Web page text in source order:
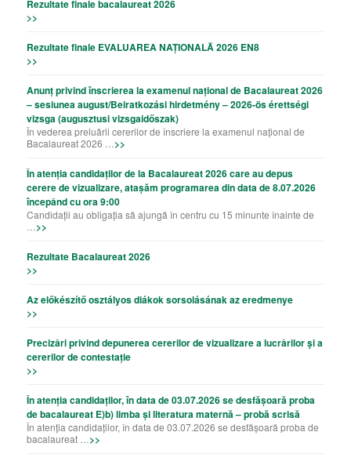
Rezultate finale bacalaureat 2026
>>
Rezultate finale EVALUAREA NAȚIONALĂ 2026 EN8
>>
Anunț privind înscrierea la examenul național de Bacalaureat 2026
– sesiunea august/Beiratkozási hirdetmény – 2026-ös érettségi
vizsga (augusztusi vizsgaidőszak)
În vederea preluării cererilor de înscriere la examenul național de
Bacalaureat 2026 … >>
În atenția candidaților de la Bacalaureat 2026 care au depus
cerere de vizualizare, atașăm programarea din data de 8.07.2026
începând cu ora 9:00
Candidații au obligația să ajungă în centru cu 15 minunte înainte de
>>
Rezultate Bacalaureat 2026
>>
Az előkészítő osztályos diákok sorsolásának az eredmenye
>>
Precizǎri privind depunerea cererilor de vizualizare a lucrǎrilor şi a
cererilor de contestație
>>
În atenția candidaților, în data de 03.07.2026 se desfășoară proba
de bacalaureat E)b) limba și literatura maternă – probă scrisă
În atenția candidaților, în data de 03.07.2026 se desfășoară proba de
bacalaureat … >>